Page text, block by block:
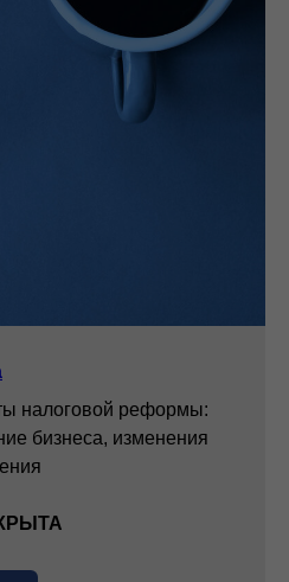
налоговой реформы:
бизнеса, изменения